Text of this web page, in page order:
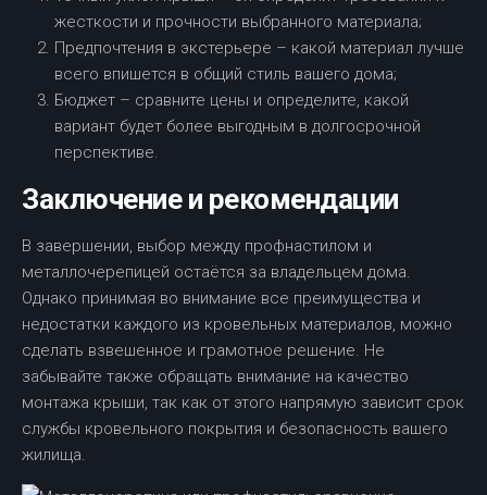
жесткости и прочности выбранного материала;
Предпочтения в экстерьере – какой материал лучше
всего впишется в общий стиль вашего дома;
Бюджет – сравните цены и определите, какой
вариант будет более выгодным в долгосрочной
перспективе.
Заключение и рекомендации
В завершении, выбор между профнастилом и
металлочерепицей остаётся за владельцем дома.
Однако принимая во внимание все преимущества и
недостатки каждого из кровельных материалов, можно
сделать взвешенное и грамотное решение. Не
забывайте также обращать внимание на качество
монтажа крыши, так как от этого напрямую зависит срок
службы кровельного покрытия и безопасность вашего
жилища.